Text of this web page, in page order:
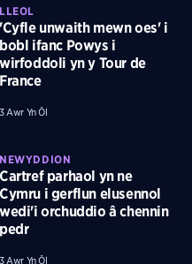
LLEOL
'Cyfle unwaith mewn oes' i
bobl ifanc Powys i
wirfoddoli yn y Tour de
France
3 Awr Yn Ôl
NEWYDDION
Cartref parhaol yn ne
Cymru i gerflun elusennol
wedi'i orchuddio â chennin
pedr
3 Awr Yn Ôl